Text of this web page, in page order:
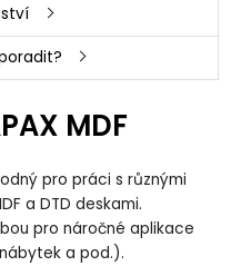
MDF
pro práci s různými
a DTD deskami.
pro náročné aplikace
a pod.).